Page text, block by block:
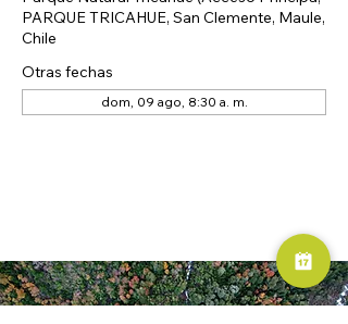
PARQUE TRICAHUE, San Clemente, Maule,
Chile
Otras fechas
dom, 09 ago, 8:30 a. m.